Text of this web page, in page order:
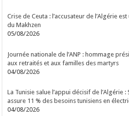
Crise de Ceuta : l’accusateur de l’Algérie
du Makhzen
05/08/2026
Journée nationale de l’ANP : hommage
aux retraités et aux familles des martyrs
04/08/2026
La Tunisie salue l’appui décisif de l’Algérie :
assure 11 % des besoins tunisiens en
04/08/2026